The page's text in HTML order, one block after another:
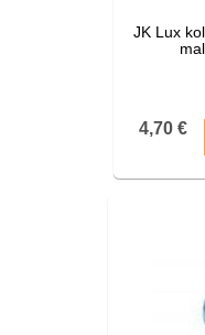
JK Lux
4,70 €